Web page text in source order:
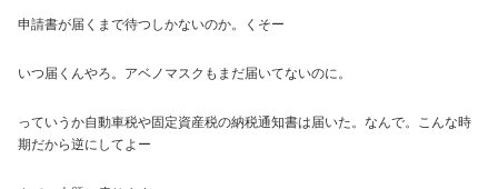
申請書が届くまで待つしかないのか。くそー
いつ届くんやろ。アベノマスクもまだ届いてないのに。
っていうか自動車税や固定資産税の納税通知書は届いた。なんで。こんな時
期だから逆にしてよー